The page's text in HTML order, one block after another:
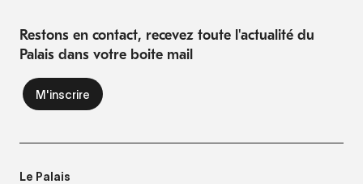
Restons en contact, recevez toute l'actualité du
Palais dans votre boite mail
Le Palais